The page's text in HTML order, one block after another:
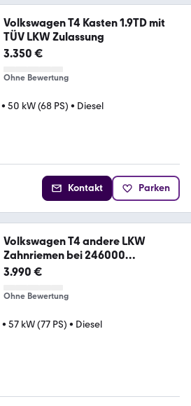
Volkswagen T4 Kasten 1.9TD mit
TÜV LKW Zulassung
3.350 €
Ohne Bewertung
• 50 kW (68 PS) • Diesel
Kontakt Parken
Volkswagen T4 andere LKW
Zahnriemen bei 246000
gewechselt
3.990 €
Ohne Bewertung
• 57 kW (77 PS) • Diesel